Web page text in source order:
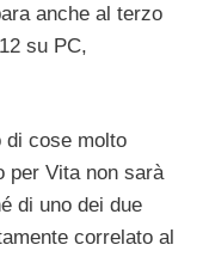
anche al terzo
su PC,
di cose molto
per Vita non sarà
di uno dei due
correlato al